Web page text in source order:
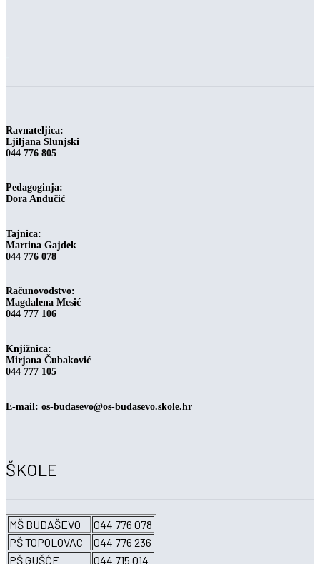
Ravnateljica:
Ljiljana Slunjski
044 776 805
Pedagoginja:
Dora Andučić
Tajnica:
Martina Gajdek
044 776 078
Računovodstvo:
Magdalena Mesić
044 777 106
Knjižnica:
Mirjana Čubaković
044 777 105
E-mail: os-budasevo@os-budasevo.skole.hr
ŠKOLE
MŠ BUDAŠEVO
044 776 078
PŠ TOPOLOVAC
044 776 236
PŠ GUŠĆE
044 715 014